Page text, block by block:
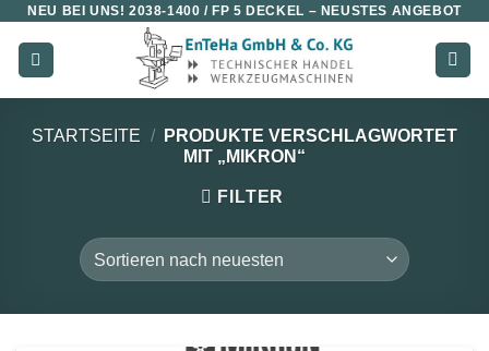
Zum
Inhalt
springen
NEU BEI UNS!2038-1400 / FP 5 DECKEL – NEUSTES ANGEBOT
STARTSEITE /
PRODUKTE VERSCHLAGWORTET
MIT „MIKRON“
FILTER